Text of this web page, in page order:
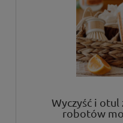
Wyczyść i otul
robotów